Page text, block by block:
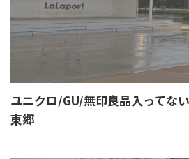
ユニクロ/GU/無印良品入ってな
東郷